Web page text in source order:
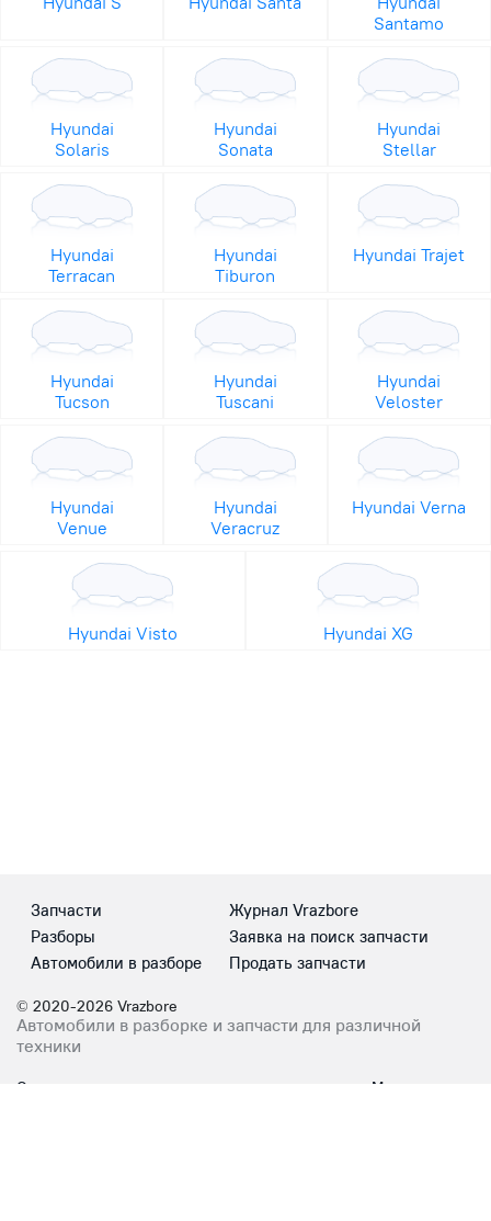
Santamo
Hyundai
Solaris
Hyundai
Sonata
Hyundai
Stellar
Hyundai
Terracan
Hyundai
Tiburon
Hyundai Trajet
Hyundai
Tucson
Hyundai
Tuscani
Hyundai
Veloster
Hyundai
Venue
Hyundai
Veracruz
Hyundai Verna
Hyundai Visto Hyundai XG
Запчасти
Разборы
Автомобили в разборе
Журнал Vrazbore
Заявка на поиск запчасти
Продать запчасти
© 2020-2026 Vrazbore
Автомобили в разборке и запчасти для различной
техники
Сотрудничество Мы в соцсетях